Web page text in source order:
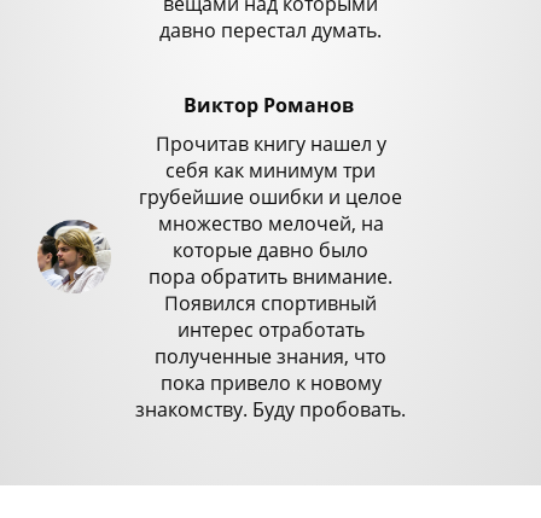
давно перестал думать.
Виктор Романов
Прочитав книгу нашел у
себя как минимум три
грубейшие ошибки и целое
множество мелочей, на
которые давно было
пора обратить внимание.
Появился спортивный
интерес отработать
полученные знания, что
пока привело к новому
знакомству. Буду пробовать.